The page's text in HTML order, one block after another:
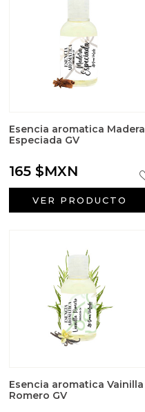
Esencia aromatica Madera
Especiada GV
165 $MXN
VER PRODUCTO
Esencia aromatica Vainilla
Romero GV